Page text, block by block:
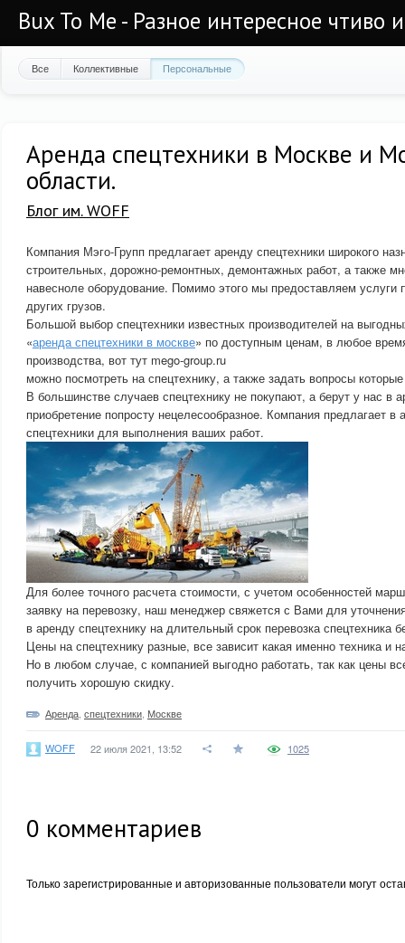
Bux To Me - Разное интересное чтиво
Все Коллективные Персональные
Аренда спецтехники в Москве и
области.
Блог им. WOFF
Компания Мэго-Групп предлагает аренду спецтехники широкого
строительных, дорожно-ремонтных, демонтажных работ, а также
навесноле оборудование. Помимо этого мы предоставляем услуги
других грузов.
Большой выбор спецтехники известных производителей на
«аренда спецтехники в москве» по доступным ценам, в любое
производства, вот тут mego-group.ru
можно посмотреть на спецтехнику, а также задать вопросы
В большинстве случаев спецтехнику не покупают, а берут у нас в
приобретение попросту нецелесообразноe. Компания предлагает
спецтехники для выполнения ваших работ.
Для более точного расчета стоимости, с учетом особенностей
заявку на перевозку, наш менеджер свяжется с Вами для
в аренду спецтехнику на длительный срок перевозка спецтехника
Цены на спецтехнику разные, все зависит какая именно техника и
Но в любом случае, с компанией выгодно работать, так как цены
получить хорошую скидку.
Аренда спецтехники Москве
WOFF 22 июля 2021, 13:52 1025
0 комментариев
Только зарегистрированные и авторизованные пользователи могут